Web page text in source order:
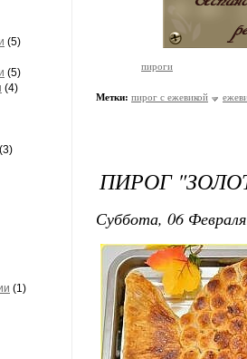
(5)
(5)
(4)
(3)
(1)
пироги
Метки: пирог с ежевикой
ПИРОГ
Суббота, 06